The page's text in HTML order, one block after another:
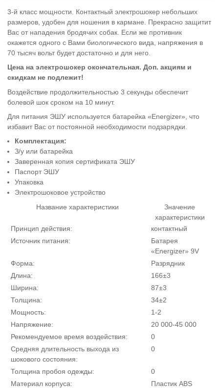
3-й класс мощности. Контактный электрошокер небольших
размеров, удобен для ношения в кармане. Прекрасно защитит
Вас от нападения бродячих собак. Если же противник
окажется одного с Вами биологического вида, напряжения в
70 тысяч вольт будет достаточно и для него.
Цена на электрошокер окончательная. Доп. акциям и
скидкам не подлежит!
Воздействие продолжительностью 3 секунды обеспечит
болевой шок сроком на 10 минут.
Для питания ЭШУ используется батарейка «Energizer», что
избавит Вас от постоянной необходимости подзарядки.
Комплектация:
З/у или батарейка
Заверенная копия сертификата ЭШУ
Паспорт ЭШУ
Упаковка
Электрошоковое устройство
Название характеристики
Значение
характеристики
Принцип действия:
контактный
Источник питания:
Батарея
«Energizer» 9V
Форма:
Разрядник
Длина:
166±3
Ширина:
87±3
Толщина:
34±2
Мощность:
1-2
Напряжение:
20 000-45 000
Рекомендуемое время воздействия:
0
Средняя длительность выхода из
шокового состояния:
0
Толщина пробоя одежды:
0
Материал корпуса:
Пластик ABS